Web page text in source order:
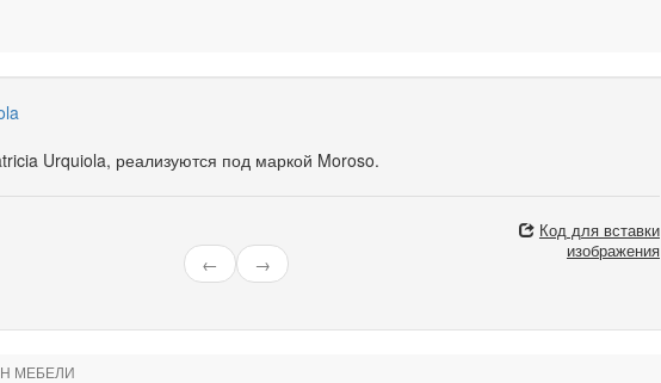
Urquiola, реализуются под маркой Moroso.
← →
Код для вставки
изображения
МЕБЕЛИ